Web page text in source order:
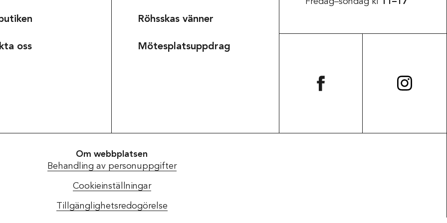
Om museet
oss
Röhsskas vänner
Mötesplatsuppdrag
Om webbplatsen
Behandling av personuppgifter
Cookieinställningar
Tillgänglighetsredogörelse